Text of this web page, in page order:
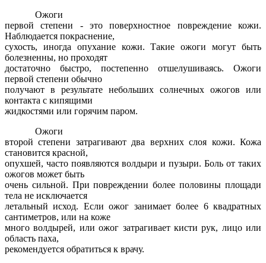
Ожоги
первой степени - это поверхностное повреждение кожи.
Наблюдается покраснение,
сухость, иногда опухание кожи. Такие ожоги могут быть
болезненны, но проходят
достаточно быстро, постепенно отшелушиваясь. Ожоги
первой степени обычно
получают в результате небольших солнечных ожогов или
контакта с кипящими
жидкостями или горячим паром.
Ожоги
второй степени затрагивают два верхних слоя кожи. Кожа
становится красной,
опухшей, часто появляются волдыри и пузыри. Боль от таких
ожогов может быть
очень сильной. При повреждении более половины площади
тела не исключается
летальный исход. Если ожог занимает более 6 квадратных
сантиметров, или на коже
много волдырей, или ожог затрагивает кисти рук, лицо или
область паха,
рекомендуется обратиться к врачу.